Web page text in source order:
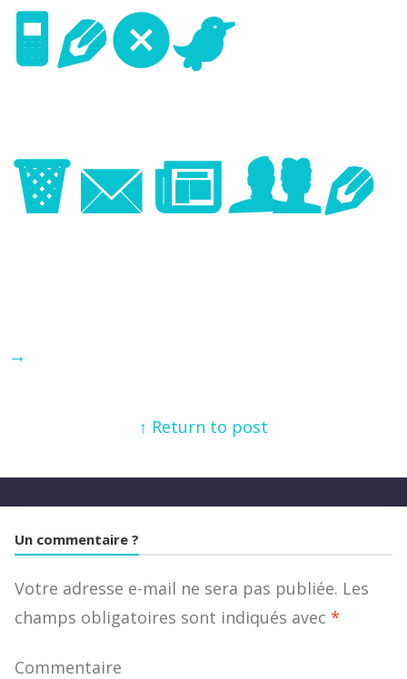
Next
Image
→
↑ Return to post
Un commentaire ?
Votre adresse e-mail ne sera pas publiée. Les
champs obligatoires sont indiqués avec *
Commentaire